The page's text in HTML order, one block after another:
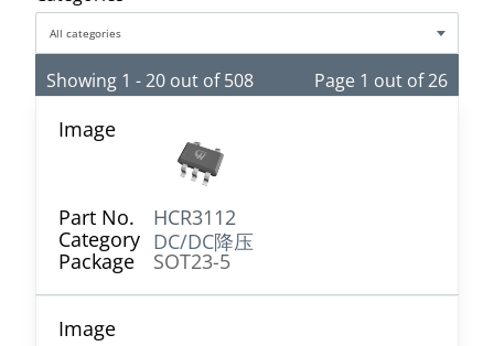
All categories
Showing 1 - 20 out of 508 Page 1 out of 26
HCR3112
DC/DC降压
SOT23-5